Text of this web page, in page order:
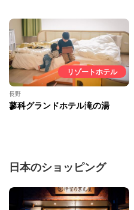
リゾートホテル
長野
蓼科グランドホテル滝の湯
日本のショッピング